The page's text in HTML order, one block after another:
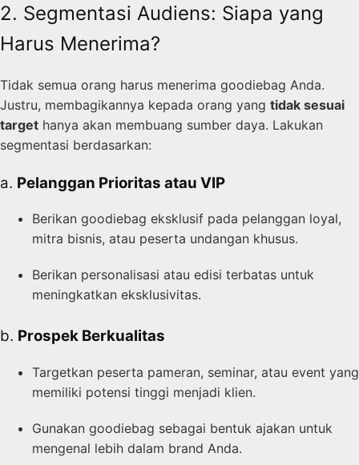
2. Segmentasi Audiens: Siapa yang
Harus Menerima?
Tidak semua orang harus menerima goodiebag Anda.
Justru, membagikannya kepada orang yang tidak sesuai
target hanya akan membuang sumber daya. Lakukan
segmentasi berdasarkan:
a. Pelanggan Prioritas atau VIP
Berikan goodiebag eksklusif pada pelanggan loyal,
mitra bisnis, atau peserta undangan khusus.
Berikan personalisasi atau edisi terbatas untuk
meningkatkan eksklusivitas.
b. Prospek Berkualitas
Targetkan peserta pameran, seminar, atau event yang
memiliki potensi tinggi menjadi klien.
Gunakan goodiebag sebagai bentuk ajakan untuk
mengenal lebih dalam brand Anda.